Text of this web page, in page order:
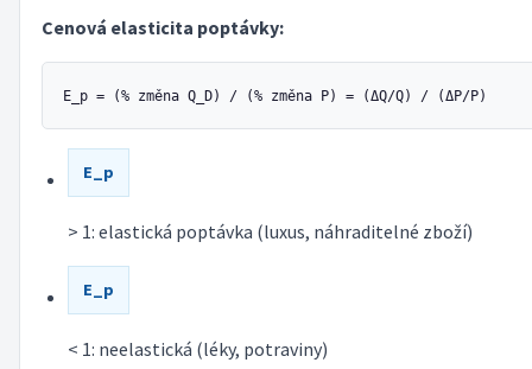
Cenová elasticita poptávky:
E_p
> 1: elastická poptávka (luxus, náhraditelné zboží)
E_p
< 1: neelastická (léky, potraviny)